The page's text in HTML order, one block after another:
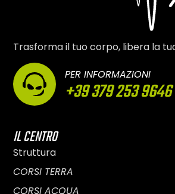
Trasforma il tuo corpo, libera la
PER INFORMAZIONI
+39 379 253 9646
IL CENTRO
Struttura
CORSI TERRA
CORSI ACQUA